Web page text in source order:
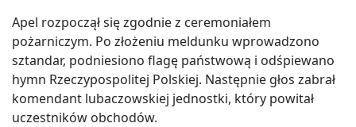
Apel rozpoczął się zgodnie z ceremoniałem
pożarniczym. Po złożeniu meldunku wprowadzono
sztandar, podniesiono flagę państwową i odśpiewano
hymn Rzeczypospolitej Polskiej. Następnie głos zabrał
komendant lubaczowskiej jednostki, który powitał
uczestników obchodów.